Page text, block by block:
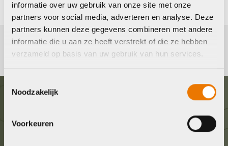
informatie over uw gebruik van onze site met onze
partners voor social media, adverteren en analyse. Deze
partners kunnen deze gegevens combineren met andere
informatie die u aan ze heeft verstrekt of die ze hebben
verzameld op basis van uw gebruik van hun services.
Noodzakelijk
Voorkeuren